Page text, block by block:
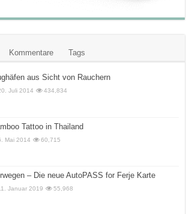
Kommentare Tags
aus Sicht von Rauchern
Juli 2014 434,834
Tattoo in Thailand
Mai 2014 60,715
– Die neue AutoPASS for Ferje Karte
Januar 2019 55,968